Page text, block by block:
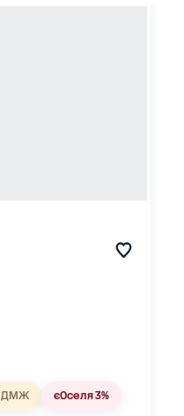
ДМЖ єОселя 3%